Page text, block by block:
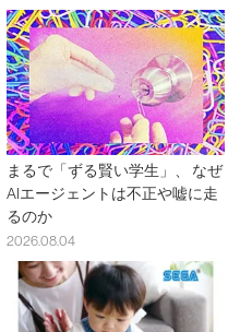
まるで「ずる賢い学生」、 なぜ
AIエージェントは不正や嘘に走
るのか
2026.08.04